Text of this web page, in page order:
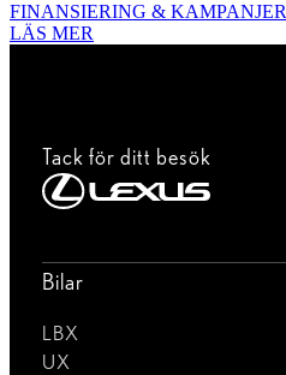
FINANSIERING & KAMPANJER
LÄS MER
Tack för ditt besök
Bilar
LBX
UX